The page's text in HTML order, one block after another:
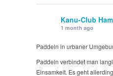
Kanu-Club
1 month ago
Paddeln in urbaner
Paddeln verbindet man
Einsamkeit. Es geht